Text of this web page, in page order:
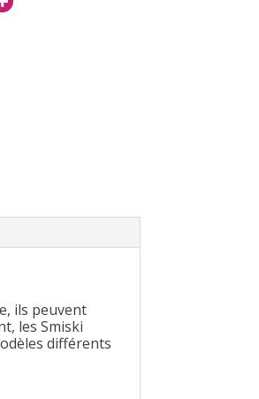
ils peuvent
les Smiski
différents